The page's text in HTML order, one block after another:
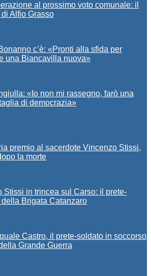
al prossimo voto comunale: il
Alfio Grasso
c’è: «Pronti alla sfida per
una Biancavilla nuova»
«Io non mi rassegno, farò una
di democrazia»
premio al sacerdote Vincenzo Stissi,
la morte
Stissi in trincea sul Carso: il prete-
Brigata Catanzaro
Castro, il prete-soldato in soccorso
Grande Guerra